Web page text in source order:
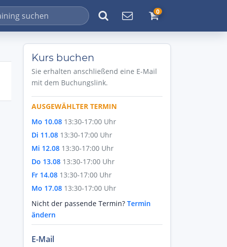
0
Kurs buchen
Sie erhalten anschließend eine E-Mail
mit dem Buchungslink.
AUSGEWÄHLTER TERMIN
Mo 10.08 13:30-17:00 Uhr
Di 11.08 13:30-17:00 Uhr
Mi 12.08 13:30-17:00 Uhr
Do 13.08 13:30-17:00 Uhr
Fr 14.08 13:30-17:00 Uhr
Mo 17.08 13:30-17:00 Uhr
Nicht der passende Termin? Termin
ändern
E-Mail